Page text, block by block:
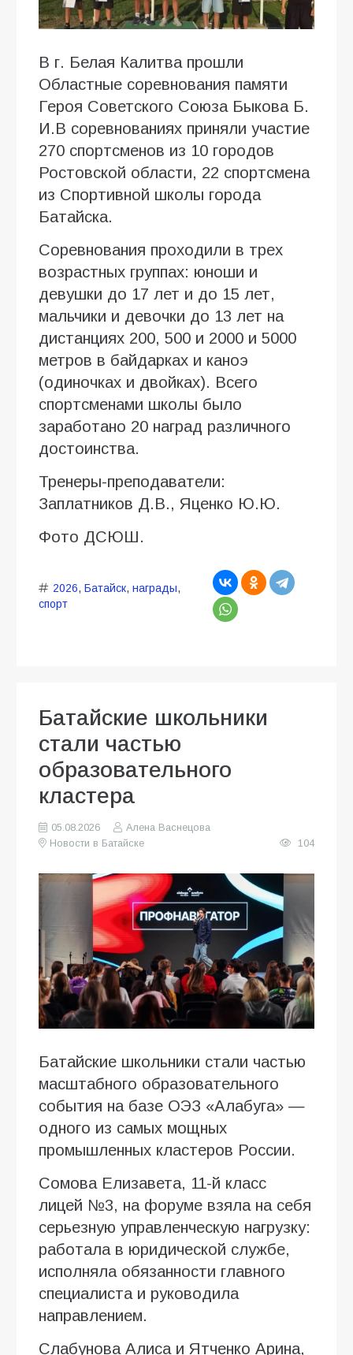
В г. Белая Калитва прошли
Областные соревнования памяти
Героя Советского Союза Быкова Б.
И.В соревнованиях приняли участие
270 спортсменов из 10 городов
Ростовской области, 22 спортсмена
из Спортивной школы города
Батайска.
Соревнования проходили в трех
возрастных группах: юноши и
девушки до 17 лет и до 15 лет,
мальчики и девочки до 13 лет на
дистанциях 200, 500 и 2000 и 5000
метров в байдарках и каноэ
(одиночках и двойках). Всего
спортсменами школы было
заработано 20 наград различного
достоинства.
Тренеры-преподаватели:
Заплатников Д.В., Яценко Ю.Ю.
Фото ДСЮШ.
2026, Батайск, награды,
спорт
Батайские школьники
стали частью
образовательного
кластера
05.08.2026
Алена Васнецова
Новости в Батайске
104
Батайские школьники стали частью
масштабного образовательного
события на базе ОЭЗ «Алабуга» —
одного из самых мощных
промышленных кластеров России.
Сомова Елизавета, 11-й класс
лицей №3, на форуме взяла на себя
серьезную управленческую нагрузку:
работала в юридической службе,
исполняла обязанности главного
специалиста и руководила
направлением.
Слабунова Алиса и Ятченко Арина,